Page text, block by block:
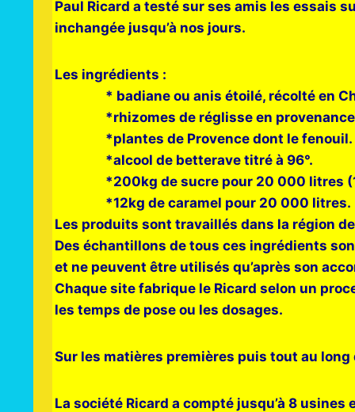
Paul Ricard a testé sur ses amis les essais
inchangée jusqu’à nos jours.
Les ingrédients :
* badiane ou anis étoilé, récolté en
*rhizomes de réglisse en provenance
*plantes de Provence dont le fenouil.
*alcool de betterave titré à 96°.
*200kg de sucre pour 20 000 litres (1
*12kg de caramel pour 20 000 litres.
Les produits sont travaillés dans la région
Des échantillons de tous ces ingrédients
et ne peuvent être utilisés qu’après son
Chaque site fabrique le Ricard selon un
les temps de pose ou les dosages.
Sur les matières premières puis tout au
La société Ricard a compté jusqu’à 8